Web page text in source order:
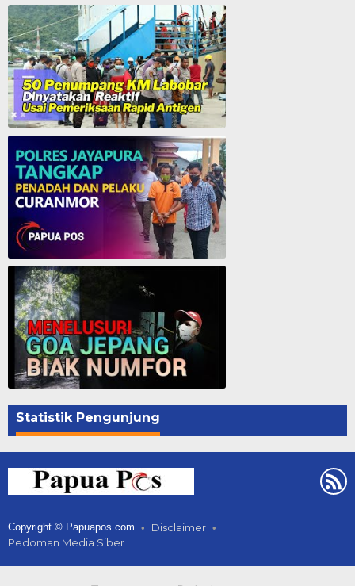
GMI Pos Pelayanan Biji Sesawi Jayapura Gelar Bakti Sosial Pengobatan Umum Gratis
50 Penumpang KM. Labobar Dinyatakan Reaktif Usai Pemeriksaan Rapid Antigen
Polres Jayapura Tangkap Penadah dan Pelaku Curanmor - Papua Pos
Statistik Pengunjung
Copyright © Papuapos.com
Disclaimer
Pedoman Media Siber